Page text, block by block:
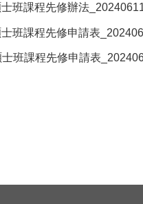
班課程先修辦法
班課程先修申請表
班課程先修申請表